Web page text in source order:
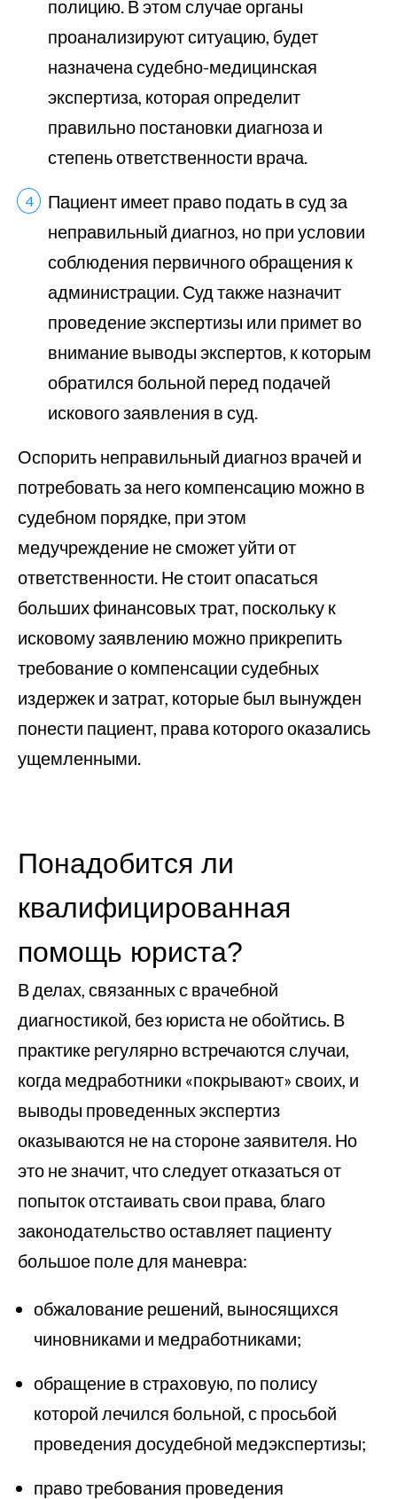
полицию. В этом случае органы
проанализируют ситуацию, будет
назначена судебно-медицинская
экспертиза, которая определит
правильно постановки диагноза и
степень ответственности врача.
Пациент имеет право подать в суд за
неправильный диагноз, но при условии
соблюдения первичного обращения к
администрации. Суд также назначит
проведение экспертизы или примет во
внимание выводы экспертов, к которым
обратился больной перед подачей
искового заявления в суд.
Оспорить неправильный диагноз врачей и
потребовать за него компенсацию можно в
судебном порядке, при этом
медучреждение не сможет уйти от
ответственности. Не стоит опасаться
больших финансовых трат, поскольку к
исковому заявлению можно прикрепить
требование о компенсации судебных
издержек и затрат, которые был вынужден
понести пациент, права которого оказались
ущемленными.
Понадобится ли
квалифицированная
помощь юриста?
В делах, связанных с врачебной
диагностикой, без юриста не обойтись. В
практике регулярно встречаются случаи,
когда медработники «покрывают» своих, и
выводы проведенных экспертиз
оказываются не на стороне заявителя. Но
это не значит, что следует отказаться от
попыток отстаивать свои права, благо
законодательство оставляет пациенту
большое поле для маневра:
обжалование решений, выносящихся
чиновниками и медработниками;
обращение в страховую, по полису
которой лечился больной, с просьбой
проведения досудебной медэкспертизы;
право требования проведения